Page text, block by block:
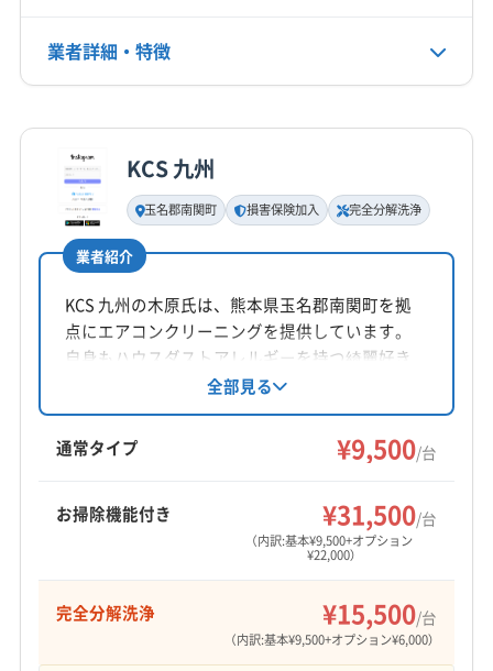
業者詳細・特徴
基本情報
代表者名
宮地
所在地
長崎県多良見町囲563 セジュールカコイ205
対応地域
佐世保市 松浦市
島原市
南島原市 平戸市 諫早市
西彼杵郡時津町
西彼杵郡長与町
東彼杵郡東彼杵町
北松浦郡小値賀町
定休日
KCS 九州
玉名郡南関町 損害保険加入 完全分解洗浄
業者紹介
KCS 九州の木原氏は、熊本県玉名郡南関町を拠
点にエアコンクリーニングを提供しています。
自身もハウスダストアレルギーを持つ綺麗好き
で、丁寧なヒアリングと動作確認、環境に配慮
した洗浄が特徴です。損害保険加入、駐車場代
負担、営業時間外相談可。完全分解洗浄や防カ
ビ抗菌コートにも対応しています。地域密着型
全部見る
通常タイプ ¥9,500/台
お掃除機能付き ¥31,500/台
（内訳:基本¥9,500+オプション
¥22,000）
完全分解洗浄 ¥15,500/台
（内訳:基本¥9,500+オプション¥6,000）